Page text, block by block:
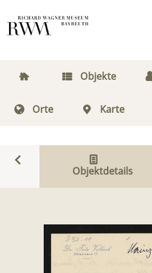
Objekte
Orte Karte
Objektdetails